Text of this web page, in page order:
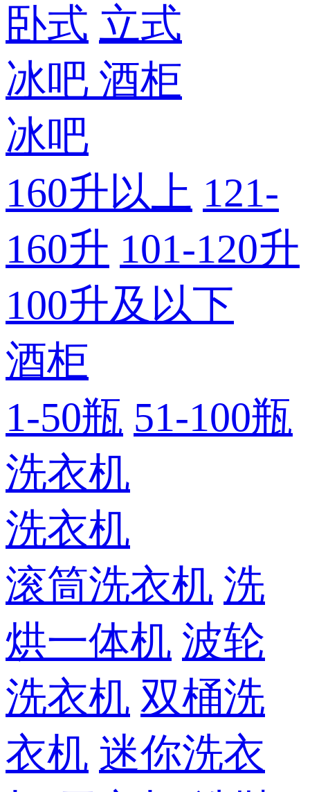
卧式 立式
冰吧 酒柜
冰吧
160升以上 121-
160升 101-120升
100升及以下
酒柜
1-50瓶 51-100瓶
洗衣机
洗衣机
滚筒洗衣机 洗
烘一体机 波轮
洗衣机 双桶洗
衣机 迷你洗衣